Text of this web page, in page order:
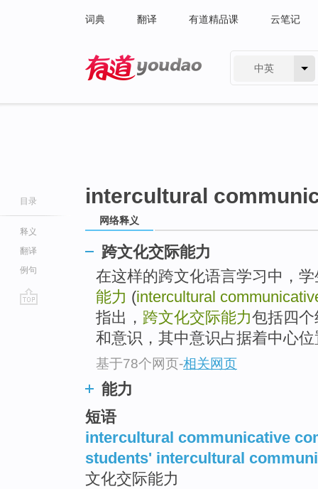
词典 翻译 有道精品课 云笔记
中英
目录
释义
翻译
例句
intercultural
网络释义
跨文化交际能力
在这样的跨文化语言学习中，
能力 (intercultural
指出， 跨文化交际能力包括四
和意识，其中意识占据着中心
基于78个网页-相关网页
能力
短语
intercultural communicative
students' intercultural
文化交际能力